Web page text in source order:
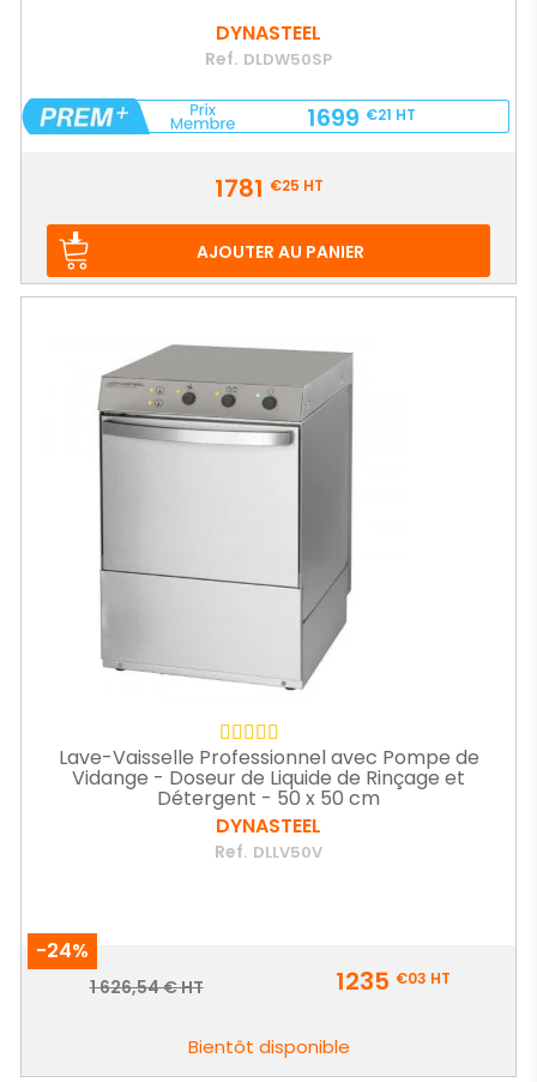
DYNASTEEL
Ref. DLDW50SP
1699 €21 HT
1781 €25 HT
AJOUTER AU PANIER
Lave-Vaisselle Professionnel avec Pompe de
Vidange - Doseur de Liquide de Rinçage et
Détergent - 50 x 50 cm
DYNASTEEL
Ref. DLLV50V
-24%
Prix
Prix
1 626,54 € HT 1235 €03 HT
Bientôt disponible